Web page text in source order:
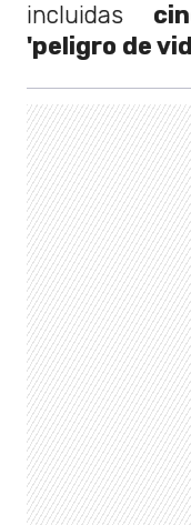
incluidas
'peligro de